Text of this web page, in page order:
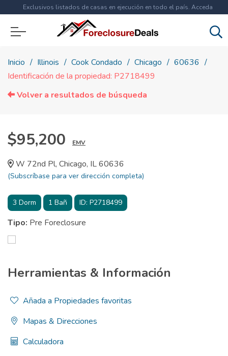
Exclusivos listados de casas en ejecución en todo el país. Acceda
ahora a
Inicio Illinois Cook Condado Chicago
60636
Identificación de la propiedad: P2718499
Volver a resultados de búsqueda
$95,200 EMV
W 72nd Pl, Chicago, IL 60636
(Subscríbase para ver dirección completa)
3 Dorm 1 Bañ ID: P2718499
Tipo: Pre Foreclosure
Herramientas & Información
Añada a Propiedades favoritas
Mapas & Direcciones
Calculadora